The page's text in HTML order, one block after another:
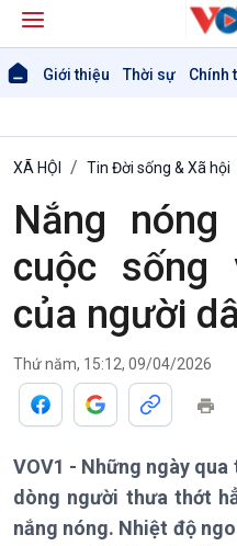
Giới thiệu Thời sự Chính
XÃ HỘI Tin Đời sống & Xã hội
Nắng
cuộc sống
của người
Thứ năm, 15:12, 09/04/2026
VOV1 - Những ngày
dòng người thưa thớt
nắng nóng. Nhiệt độ